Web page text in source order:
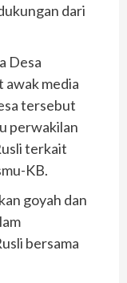
dari
Desa
awak media
tersebut
perwakilan
terkait
KB.
goyah dan
bersama